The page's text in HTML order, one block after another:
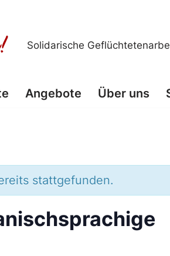
Solidarische
Angebote Über uns
stattgefunden.